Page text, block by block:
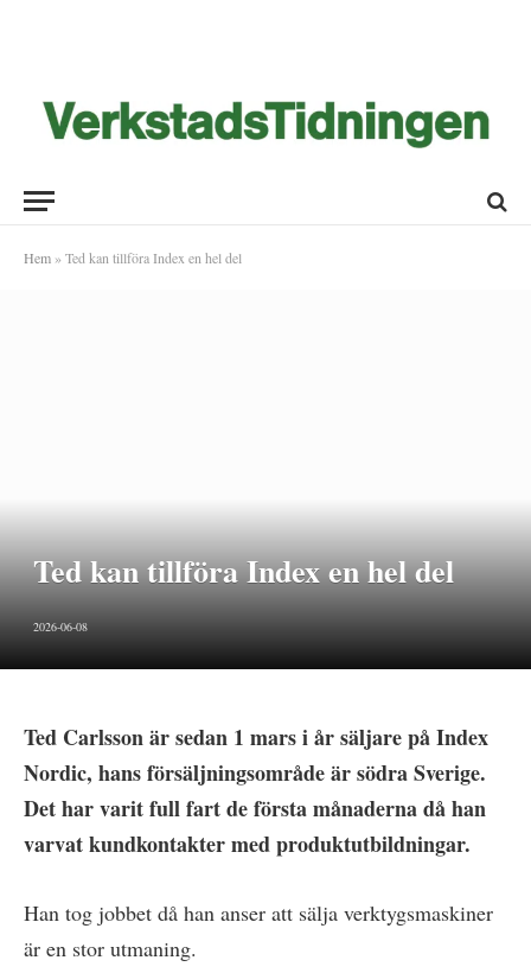
Hem » Ted kan tillföra Index en hel del
Ted kan tillföra Index en hel del
2026-06-08
Ted Carlsson är sedan 1 mars i år säljare på Index
Nordic, hans försäljningsområde är södra Sverige.
Det har varit full fart de första månaderna då han
varvat kundkontakter med produktutbildningar.
Han tog jobbet då han anser att sälja verktygsmaskiner
är en stor utmaning.